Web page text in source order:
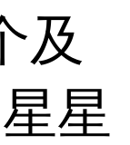
及
星